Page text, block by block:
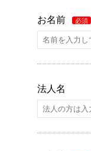
お名前 必須
法人名